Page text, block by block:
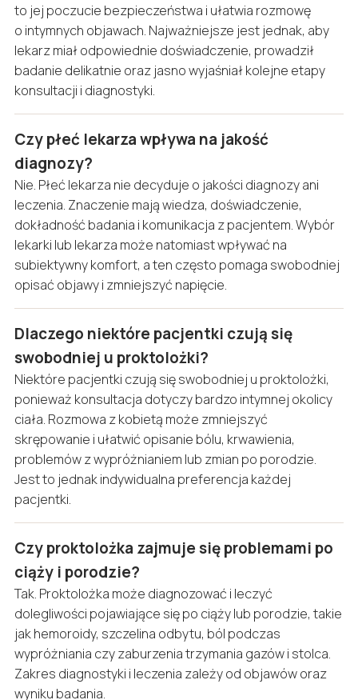
to jej poczucie bezpieczeństwa i ułatwia rozmowę
o intymnych objawach. Najważniejsze jest jednak, aby
lekarz miał odpowiednie doświadczenie, prowadził
badanie delikatnie oraz jasno wyjaśniał kolejne etapy
konsultacji i diagnostyki.
Czy płeć lekarza wpływa na jakość
diagnozy?
Nie. Płeć lekarza nie decyduje o jakości diagnozy ani
leczenia. Znaczenie mają wiedza, doświadczenie,
dokładność badania i komunikacja z pacjentem. Wybór
lekarki lub lekarza może natomiast wpływać na
subiektywny komfort, a ten często pomaga swobodniej
opisać objawy i zmniejszyć napięcie.
Dlaczego niektóre pacjentki czują się
swobodniej u proktolożki?
Niektóre pacjentki czują się swobodniej u proktolożki,
ponieważ konsultacja dotyczy bardzo intymnej okolicy
ciała. Rozmowa z kobietą może zmniejszyć
skrępowanie i ułatwić opisanie bólu, krwawienia,
problemów z wypróżnianiem lub zmian po porodzie.
Jest to jednak indywidualna preferencja każdej
pacjentki.
Czy proktolożka zajmuje się problemami po
ciąży i porodzie?
Tak. Proktolożka może diagnozować i leczyć
dolegliwości pojawiające się po ciąży lub porodzie, takie
jak hemoroidy, szczelina odbytu, ból podczas
wypróżniania czy zaburzenia trzymania gazów i stolca.
Zakres diagnostyki i leczenia zależy od objawów oraz
wyniku badania.